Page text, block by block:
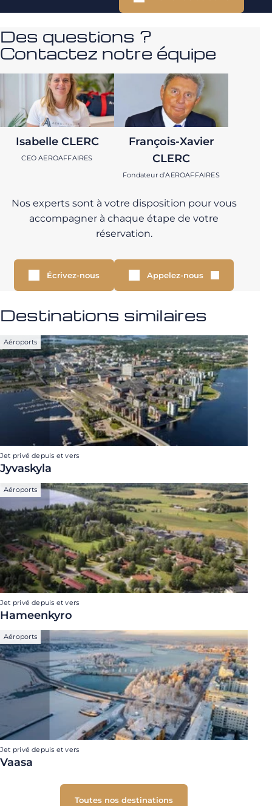
Des questions ?
Contactez notre équipe
Isabelle CLERC
CEO AEROAFFAIRES
François-Xavier
CLERC
Fondateur d’AEROAFFAIRES
Nos experts sont à votre disposition pour vous
accompagner à chaque étape de votre
réservation.
Écrivez-nous Appelez-nous
Destinations similaires
Aéroports
Jet privé depuis et vers
Jyvaskyla
Aéroports
Jet privé depuis et vers
Hameenkyro
Aéroports
Jet privé depuis et vers
Vaasa
Toutes nos destinations